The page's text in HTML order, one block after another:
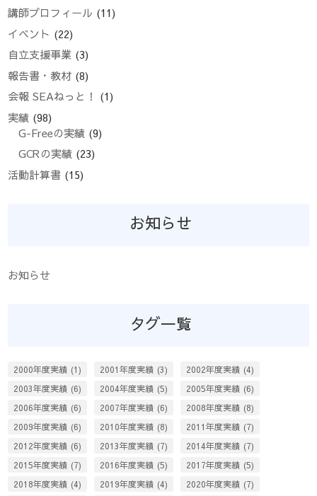
講師プロフィール (11)
イベント (22)
自立支援事業 (3)
報告書・教材 (8)
会報 SEAねっと！ (1)
実績 (98)
G-Freeの実績 (9)
GCRの実績 (23)
活動計算書 (15)
お知らせ
お知らせ
タグ一覧
2000年度実績 (1) 2001年度実績 (3) 2002年度実績 (4)
2003年度実績 (6) 2004年度実績 (5) 2005年度実績 (6)
2006年度実績 (6) 2007年度実績 (6) 2008年度実績 (8)
2009年度実績 (6) 2010年度実績 (8) 2011年度実績 (7)
2012年度実績 (6) 2013年度実績 (7) 2014年度実績 (7)
2015年度実績 (7) 2016年度実績 (5) 2017年度実績 (5)
2018年度実績 (4) 2019年度実績 (4) 2020年度実績 (7)